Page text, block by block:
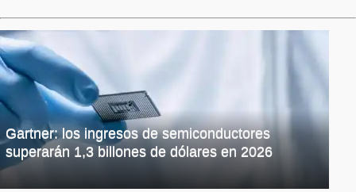
Gartner: los ingresos de semiconductores
superarán 1,3 billones de dólares en 2026